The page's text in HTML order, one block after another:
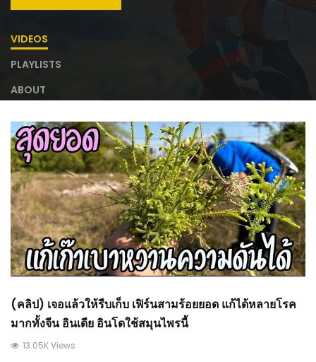
VIDEOS
PLAYLISTS
ABOUT
(คลิป) เจอแล้วให้รีบเก็บ เฟิร์นสามร้อยยอด แก้ได้หลายโรค
มากทั้งจีน อินเดีย อินโดใช้สมุนไพรนี้
13.05K Views